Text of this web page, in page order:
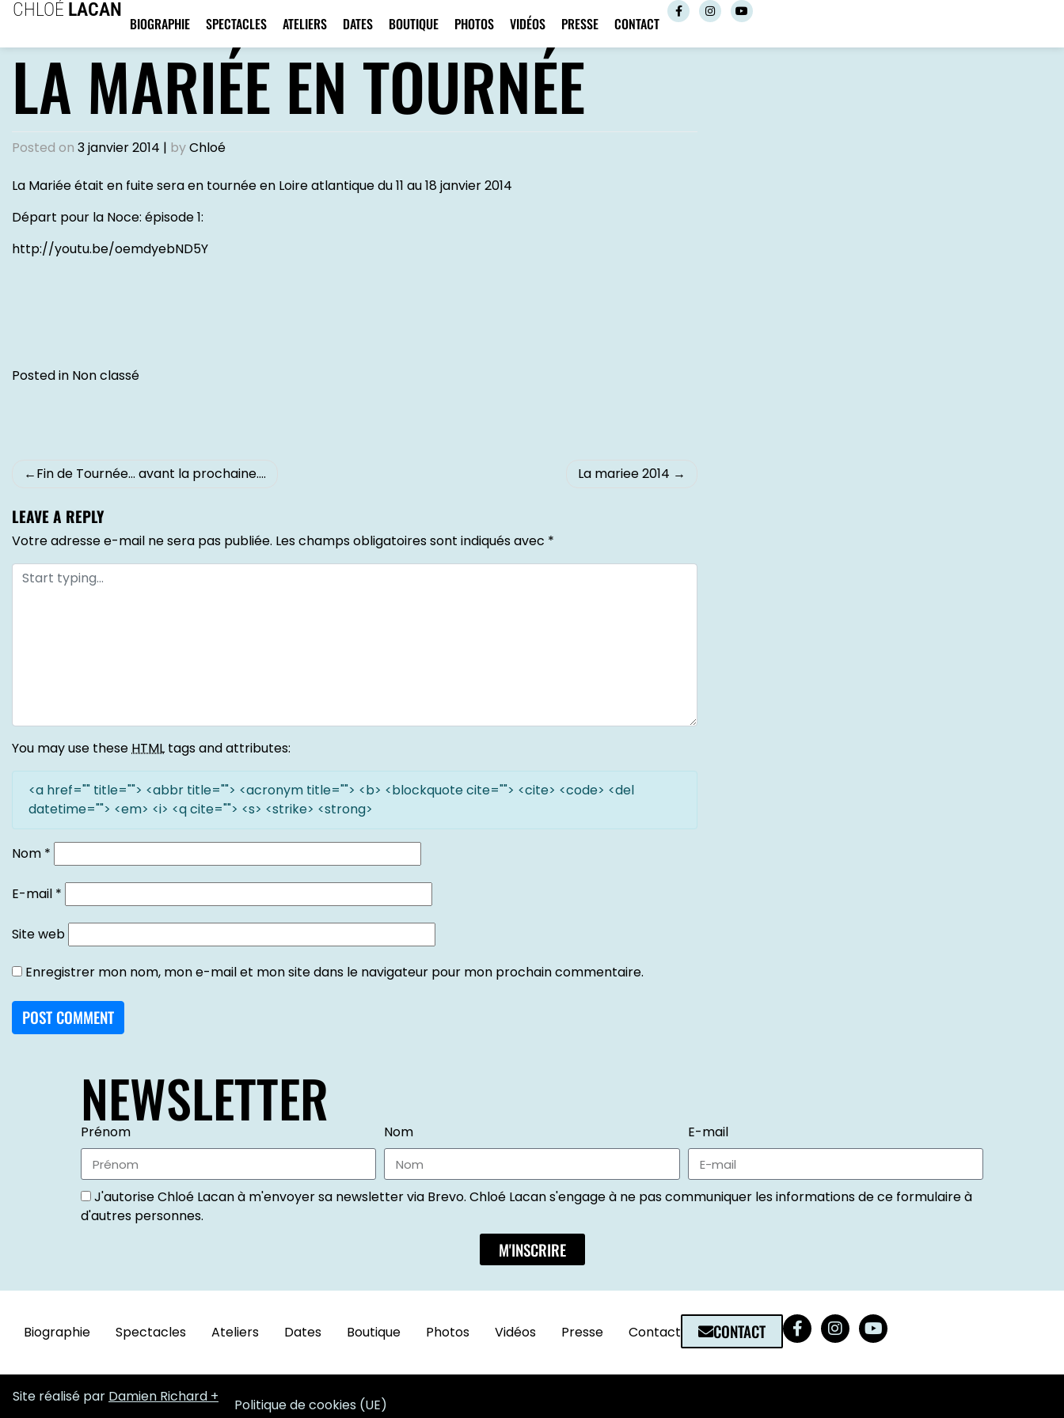
CHLOÉ LACAN
BIOGRAPHIE SPECTACLES ATELIERS DATES BOUTIQUE PHOTOS VIDÉOS PRESSE CONTACT
LA MARIÉE EN TOURNÉE
Posted on 3 janvier 2014 | byChloé
La Mariée était en fuite sera en tournée en Loire atlantique du 11 au 18 janvier 2014
Départ pour la Noce: épisode 1:
http://youtu.be/oemdyebND5Y
Posted in Non classé
Fin de Tournée… avant la prochaine…. La mariee 2014
LEAVE A REPLY
Votre adresse e-mail ne sera pas publiée. Les champs obligatoires sont indiqués avec *
You may use theseHTML tags and attributes:
<a href="" title=""> <abbr title=""> <acronym title=""> <b> <blockquote cite=""> <cite> <code> <del
datetime=""> <em> <i> <q cite=""> <s> <strike> <strong>
Nom *
E-mail *
Site web
Enregistrer mon nom, mon e-mail et mon site dans le navigateur pour mon prochain commentaire.
NEWSLETTER
Prénom Nom E-mail
J'autorise Chloé Lacan à m'envoyer sa newsletter via Brevo. Chloé Lacan s'engage à ne pas communiquer les informations de ce formulaire à
d'autres personnes.
M'INSCRIRE
Biographie Spectacles Ateliers Dates Boutique Photos Vidéos Presse Contact CONTACT
Site réalisé par Damien Richard Politique de cookies (UE)